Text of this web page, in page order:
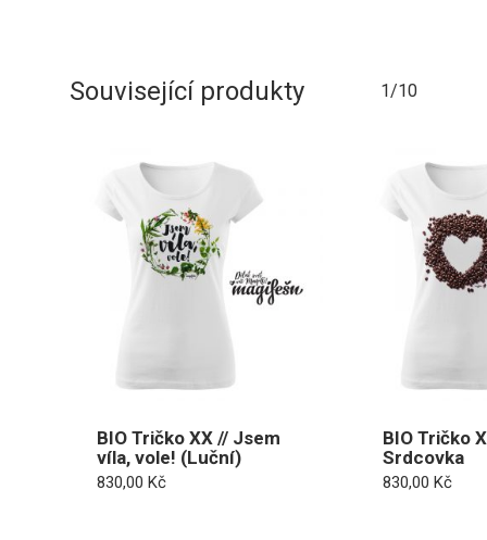
Související produkty 1/10
BIO Tričko XX // Jsem
víla, vole! (Luční)
830,00 Kč
BIO Tričko
Srdcovka
830,00 Kč